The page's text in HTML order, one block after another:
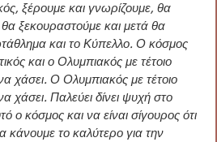
ξέρουμε και γνωρίζουμε, θα
ξεκουραστούμε και μετά θα
και το Κύπελλο. Ο κόσμος
και ο Ολυμπιακός με τέτοιο
χάσει. Ο Ολυμπιακός με τέτοιο
χάσει. Παλεύει δίνει ψυχή στο
ο κόσμος και να είναι σίγουρος ότι
κάνουμε το καλύτερο για την